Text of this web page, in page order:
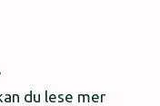
du lese mer